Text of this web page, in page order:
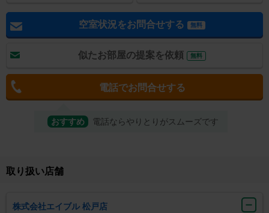
空室状況をお問合せする 無料
似たお部屋の提案を依頼 無料
電話でお問合せする
おすすめ 電話ならやりとりがスムーズです
取り扱い店舗
株式会社エイブル 松戸店